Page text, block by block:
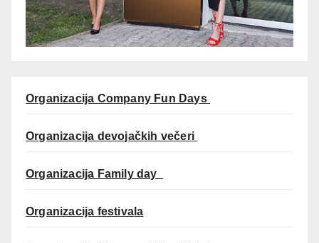
Organizacija Company Fun Days
Organizacija devojačkih večeri
Organizacija Family day
Organizacija festivala